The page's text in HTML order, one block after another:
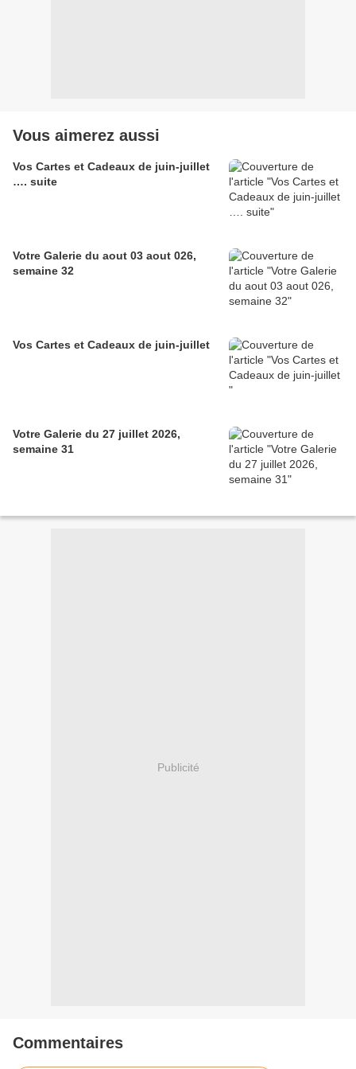
Vous aimerez aussi
Vos Cartes et Cadeaux de juin-juillet
…. suite
Votre Galerie du aout 03 aout 026,
semaine 32
Vos Cartes et Cadeaux de juin-juillet
Votre Galerie du 27 juillet 2026,
semaine 31
Publicité
Commentaires